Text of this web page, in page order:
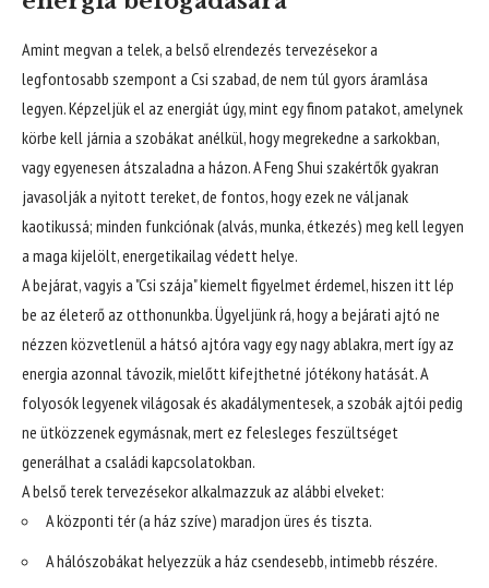
Amint megvan a telek, a belső elrendezés tervezésekor a
legfontosabb szempont a Csi szabad, de nem túl gyors áramlása
legyen. Képzeljük el az energiát úgy, mint egy finom patakot, amelynek
körbe kell járnia a szobákat anélkül, hogy megrekedne a sarkokban,
vagy egyenesen átszaladna a házon. A Feng Shui szakértők gyakran
javasolják a nyitott tereket, de fontos, hogy ezek ne váljanak
kaotikussá; minden funkciónak (alvás, munka, étkezés) meg kell legyen
a maga kijelölt, energetikailag védett helye.
A bejárat, vagyis a "Csi szája" kiemelt figyelmet érdemel, hiszen itt lép
be az életerő az otthonunkba. Ügyeljünk rá, hogy a bejárati ajtó ne
nézzen közvetlenül a hátsó ajtóra vagy egy nagy ablakra, mert így az
energia azonnal távozik, mielőtt kifejthetné jótékony hatását. A
folyosók legyenek világosak és akadálymentesek, a szobák ajtói pedig
ne ütközzenek egymásnak, mert ez felesleges feszültséget
generálhat a családi kapcsolatokban.
A belső terek tervezésekor alkalmazzuk az alábbi elveket:
A központi tér (a ház szíve) maradjon üres és tiszta.
A hálószobákat helyezzük a ház csendesebb, intimebb részére.